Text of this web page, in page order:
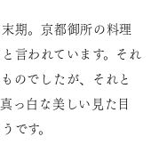
期。京都御所の料理
言われています。それ
のでしたが、それと
っ白な美しい見た目
です。